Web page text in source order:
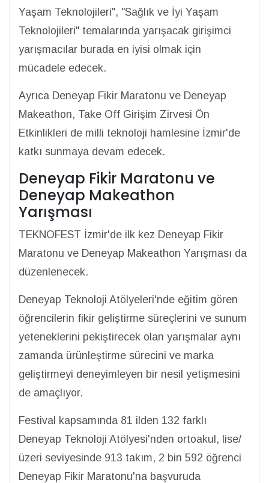
Yaşam Teknolojileri", "Sağlık ve İyi Yaşam
Teknolojileri" temalarında yarışacak girişimci
yarışmacılar burada en iyisi olmak için
mücadele edecek.
Ayrıca Deneyap Fikir Maratonu ve Deneyap
Makeathon, Take Off Girişim Zirvesi Ön
Etkinlikleri de milli teknoloji hamlesine İzmir'de
katkı sunmaya devam edecek.
Deneyap Fikir Maratonu ve
Deneyap Makeathon
Yarışması
TEKNOFEST İzmir'de ilk kez Deneyap Fikir
Maratonu ve Deneyap Makeathon Yarışması da
düzenlenecek.
Deneyap Teknoloji Atölyeleri'nde eğitim gören
öğrencilerin fikir geliştirme süreçlerini ve sunum
yeteneklerini pekiştirecek olan yarışmalar aynı
zamanda ürünleştirme sürecini ve marka
geliştirmeyi deneyimleyen bir nesil yetişmesini
de amaçlıyor.
Festival kapsamında 81 ilden 132 farklı
Deneyap Teknoloji Atölyesi'nden ortoakul, lise/
üzeri seviyesinde 913 takım, 2 bin 592 öğrenci
Deneyap Fikir Maratonu'na başvuruda